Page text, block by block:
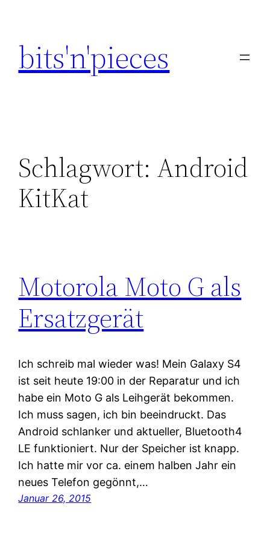
springen
bits'n'pieces
Schlagwort: Android
KitKat
Motorola Moto G als
Ersatzgerät
Ich schreib mal wieder was! Mein Galaxy S4
ist seit heute 19:00 in der Reparatur und ich
habe ein Moto G als Leihgerät bekommen.
Ich muss sagen, ich bin beeindruckt. Das
Android schlanker und aktueller, Bluetooth4
LE funktioniert. Nur der Speicher ist knapp.
Ich hatte mir vor ca. einem halben Jahr ein
neues Telefon gegönnt,…
Januar 26, 2015